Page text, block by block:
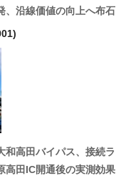
、沿線価値の向上へ布石
和高田バイパス、接続
高田IC開通後の実測効